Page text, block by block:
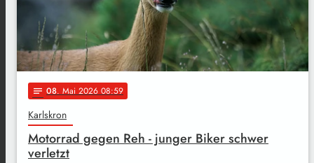
notes 08. Mai 2026 08:59
Karlskron
Motorrad gegen Reh - junger Biker schwer
verletzt